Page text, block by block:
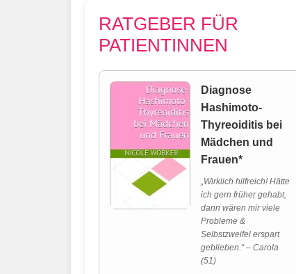
RATGEBER FÜR
PATIENTINNEN
Diagnose
Hashimoto-
Thyreoiditis bei
Mädchen und
Frauen*
„Wirklich hilfreich! Hätte
ich gern früher gehabt,
dann wären mir viele
Probleme &
Selbstzweifel erspart
geblieben.“ – Carola
(51)